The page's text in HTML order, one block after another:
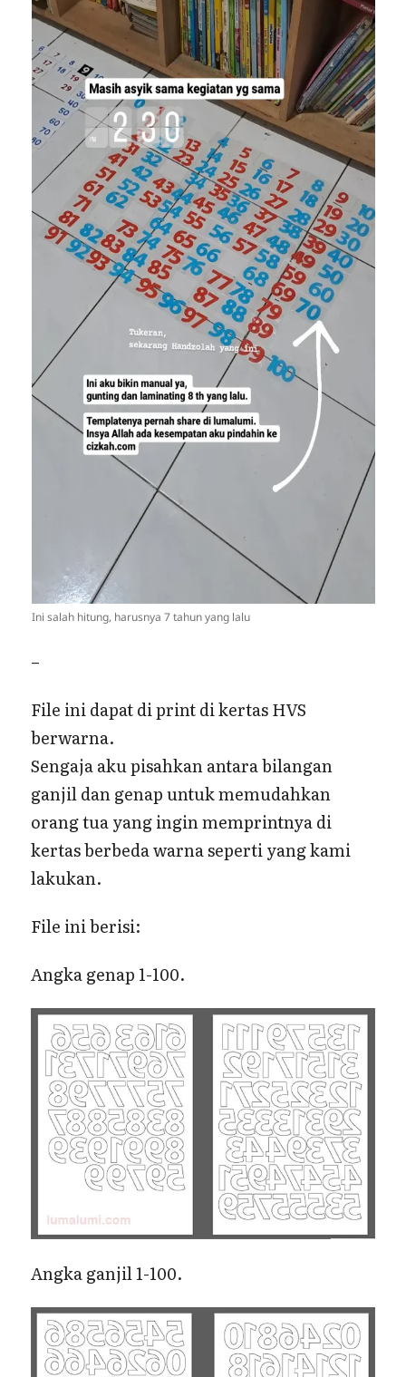
Ini salah hitung, harusnya 7 tahun yang lalu
–
File ini dapat di print di kertas HVS
berwarna.
Sengaja aku pisahkan antara bilangan
ganjil dan genap untuk memudahkan
orang tua yang ingin memprintnya di
kertas berbeda warna seperti yang kami
lakukan.
File ini berisi:
Angka genap 1-100.
Angka ganjil 1-100.